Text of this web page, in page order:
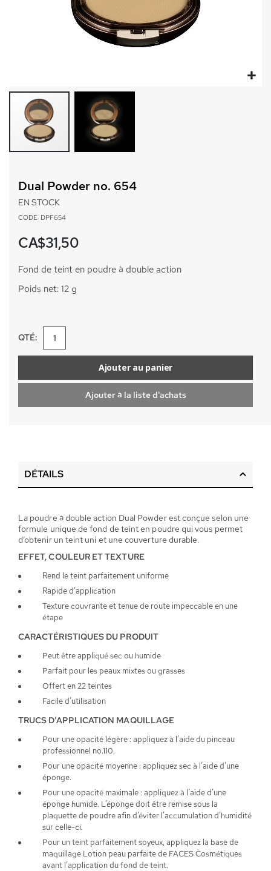
début
d’images
Dual Powder no. 654
EN STOCK
CODE: DPF654
CA$31,50
Fond de teint en poudre à double action
Poids net: 12 g
QTÉ:
Ajouter au panier
Ajouter à la liste d'achats
DÉTAILS
La poudre à double action Dual Powder est conçue selon une
formule unique de fond de teint en poudre qui vous permet
d’obtenir un teint uni et une couverture durable.
EFFET, COULEUR ET TEXTURE
Rend le teint parfaitement uniforme
Rapide d’application
Texture couvrante et tenue de route impeccable en une
étape
CARACTÉRISTIQUES DU PRODUIT
Peut être appliqué sec ou humide
Parfait pour les peaux mixtes ou grasses
Offert en 22 teintes
Facile d’utilisation
TRUCS D’APPLICATION MAQUILLAGE
Pour une opacité légère : appliquez à l’aide du pinceau
professionnel no.110.
Pour une opacité moyenne : appliquez sec à l’aide d’une
éponge.
Pour une opacité maximale : appliquez à l’aide d’une
éponge humide. L’éponge doit être remise sous la
plaquette de poudre afin d’éviter l’accumulation d’humidité
sur celle-ci.
Pour un teint parfaitement soyeux, appliquez la base de
maquillage Lotion peau parfaite de FACES Cosmétiques
avant l’application du fond de teint.